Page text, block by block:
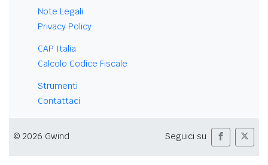
Note Legali
Privacy Policy
CAP Italia
Calcolo Codice Fiscale
Strumenti
Contattaci
© 2026 Gwind Seguici su